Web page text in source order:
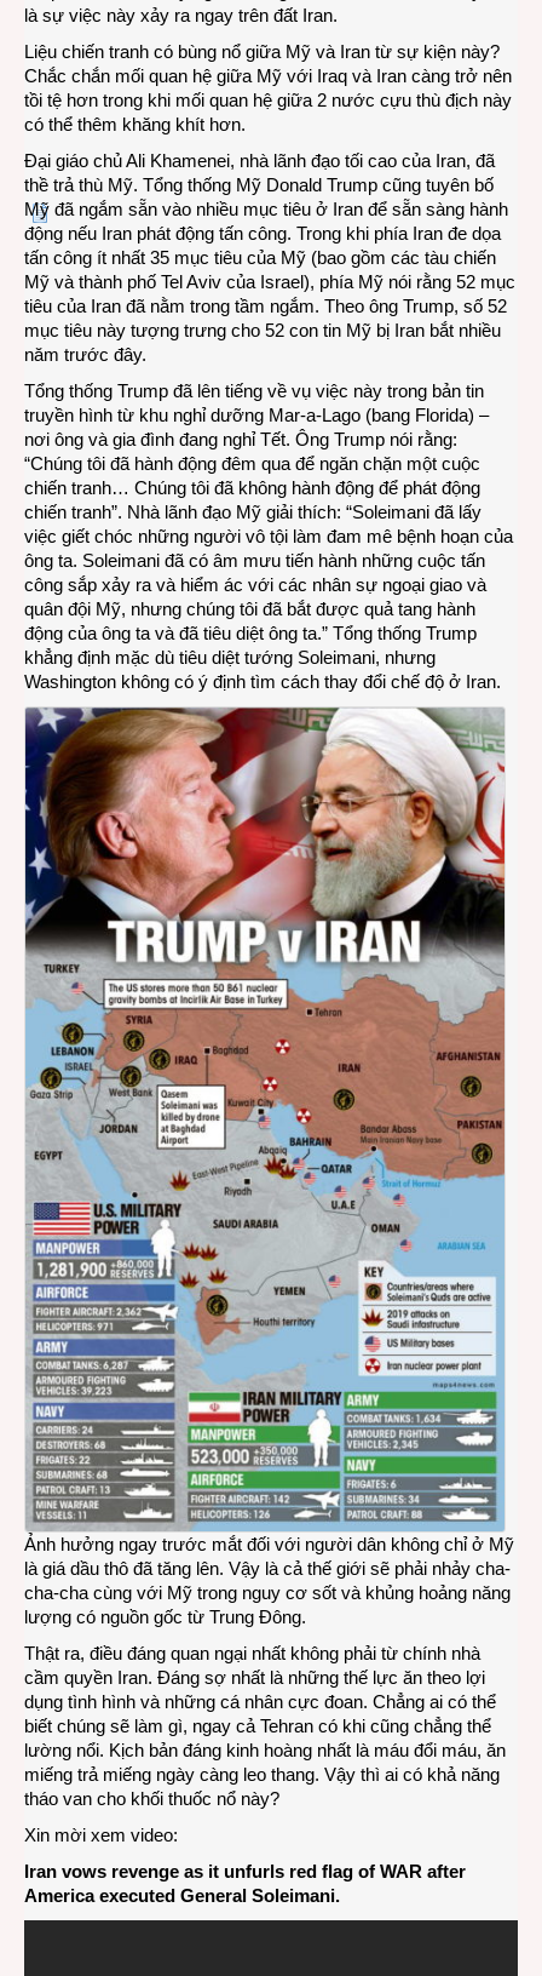
là sự việc này xảy ra ngay trên đất Iran.
Liệu chiến tranh có bùng nổ giữa Mỹ và Iran từ sự kiện này?
Chắc chắn mối quan hệ giữa Mỹ với Iraq và Iran càng trở nên
tồi tệ hơn trong khi mối quan hệ giữa 2 nước cựu thù địch này
có thể thêm khăng khít hơn.
Đại giáo chủ Ali Khamenei, nhà lãnh đạo tối cao của Iran, đã
thề trả thù Mỹ. Tổng thống Mỹ Donald Trump cũng tuyên bố
Mỹ đã ngắm sẵn vào nhiều mục tiêu ở Iran để sẵn sàng hành
động nếu Iran phát động tấn công. Trong khi phía Iran đe dọa
tấn công ít nhất 35 mục tiêu của Mỹ (bao gồm các tàu chiến
Mỹ và thành phố Tel Aviv của Israel), phía Mỹ nói rằng 52 mục
tiêu của Iran đã nằm trong tầm ngắm. Theo ông Trump, số 52
mục tiêu này tượng trưng cho 52 con tin Mỹ bị Iran bắt nhiều
năm trước đây.
Tổng thống Trump đã lên tiếng về vụ việc này trong bản tin
truyền hình từ khu nghỉ dưỡng Mar-a-Lago (bang Florida) –
nơi ông và gia đình đang nghỉ Tết. Ông Trump nói rằng:
“Chúng tôi đã hành động đêm qua để ngăn chặn một cuộc
chiến tranh… Chúng tôi đã không hành động để phát động
chiến tranh”. Nhà lãnh đạo Mỹ giải thích: “Soleimani đã lấy
việc giết chóc những người vô tội làm đam mê bệnh hoạn của
ông ta. Soleimani đã có âm mưu tiến hành những cuộc tấn
công sắp xảy ra và hiểm ác với các nhân sự ngoại giao và
quân đội Mỹ, nhưng chúng tôi đã bắt được quả tang hành
động của ông ta và đã tiêu diệt ông ta.” Tổng thống Trump
khẳng định mặc dù tiêu diệt tướng Soleimani, nhưng
Washington không có ý định tìm cách thay đổi chế độ ở Iran.
Ảnh hưởng ngay trước mắt đối với người dân không chỉ ở Mỹ
là giá dầu thô đã tăng lên. Vậy là cả thế giới sẽ phải nhảy cha-
cha-cha cùng với Mỹ trong nguy cơ sốt và khủng hoảng năng
lượng có nguồn gốc từ Trung Đông.
Thật ra, điều đáng quan ngại nhất không phải từ chính nhà
cầm quyền Iran. Đáng sợ nhất là những thế lực ăn theo lợi
dụng tình hình và những cá nhân cực đoan. Chẳng ai có thể
biết chúng sẽ làm gì, ngay cả Tehran có khi cũng chẳng thể
lường nổi. Kịch bản đáng kinh hoàng nhất là máu đổi máu, ăn
miếng trả miếng ngày càng leo thang. Vậy thì ai có khả năng
tháo van cho khối thuốc nổ này?
Xin mời xem video:
Iran vows revenge as it unfurls red flag of WAR after
America executed General Soleimani.